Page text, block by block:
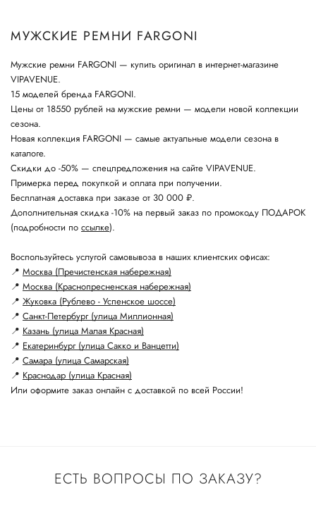
МУЖСКИЕ РЕМНИ FARGONI
Мужские ремни FARGONI — купить оригинал в интернет-магазине
VIPAVENUE.
15 моделей бренда FARGONI.
Цены от 18550 рублей на мужские ремни — модели новой коллекции
сезона.
Новая коллекция FARGONI — самые актуальные модели сезона в
каталоге.
Скидки до -50% — спецпредложения на сайте VIPAVENUE.
Примерка перед покупкой и оплата при получении.
Бесплатная доставка при заказе от 30 000 ₽.
Дополнительная скидка -10% на первый заказ по промокоду ПОДАРОК
(подробности по ссылке).
Воспользуйтесь услугой самовывоза в наших клиентских офисах:
📍 Москва (Пречистенская набережная)
📍 Москва (Краснопресненская набережная)
📍 Жуковка (Рублево - Успенское шоссе)
📍 Санкт-Петербург (улица Миллионная)
📍 Казань (улица Малая Красная)
📍 Екатеринбург (улица Сакко и Ванцетти)
📍 Самара (улица Самарская)
📍 Краснодар (улица Красная)
Или оформите заказ онлайн с доставкой по всей России!
ЕСТЬ ВОПРОСЫ ПО ЗАКАЗУ?